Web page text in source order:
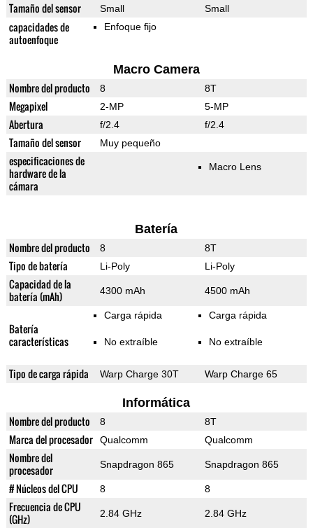
Tamaño del sensor Small Small
capacidades de
autoenfoque
Enfoque fijo
Macro Camera
Nombre del producto 8 8T
Megapixel 2-MP 5-MP
Abertura f/2.4 f/2.4
Tamaño del sensor Muy pequeño
especificaciones de
hardware de la
cámara
Macro Lens
Batería
Nombre del producto 8 8T
Tipo de batería Li-Poly Li-Poly
Capacidad de la
batería (mAh)
4300 mAh 4500 mAh
Batería
características
Carga rápida
No extraíble
Carga rápida
No extraíble
Tipo de carga rápida Warp Charge 30T Warp Charge 65
Informática
Nombre del producto 8 8T
Marca del procesador Qualcomm Qualcomm
Nombre del
procesador
Snapdragon 865 Snapdragon 865
# Núcleos del CPU 8 8
Frecuencia de CPU
(GHz)
2.84 GHz 2.84 GHz